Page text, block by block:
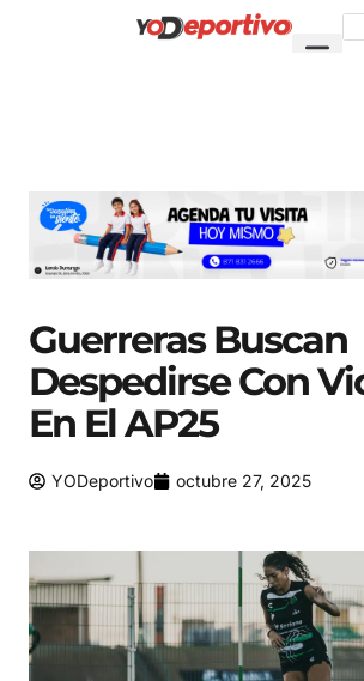
Guerreras Buscan
Despedirse Con
En El AP25
YODeportivo octubre 27, 2025